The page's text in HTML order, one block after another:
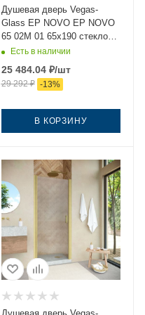
Душевая дверь Vegas-
Glass EP NOVO EP NOVO
65 02М 01 65х190 стекло
прозрачное профиль
Есть в наличии
25 484.04₽/шт
29 292₽ -13%
В КОРЗИНУ
Душевая дверь Vegas-